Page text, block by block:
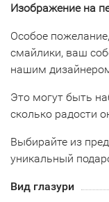
Изображение на
Особое
смайлики, ваш
нашим
Это могут быть
сколько радости
Выбирайте из
уникальный
Вид глазури